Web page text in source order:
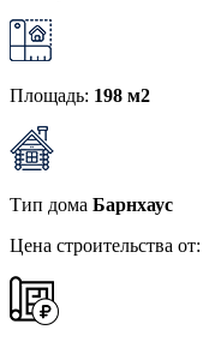
Площадь: 198 м2
Тип дома Барнхаус
Цена строительства от: